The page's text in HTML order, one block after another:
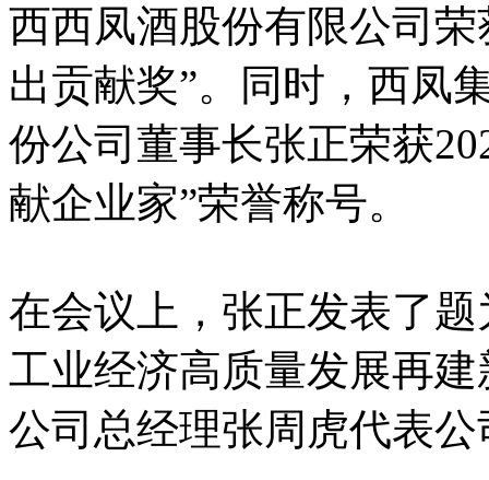
西西凤酒股份有限公司
出贡献奖”。同时，西凤
份公司董事长张正荣获
献企业家”荣誉称号。
在会议上，张正发表了
工业经济高质量发展再
公司总经理张周虎代表